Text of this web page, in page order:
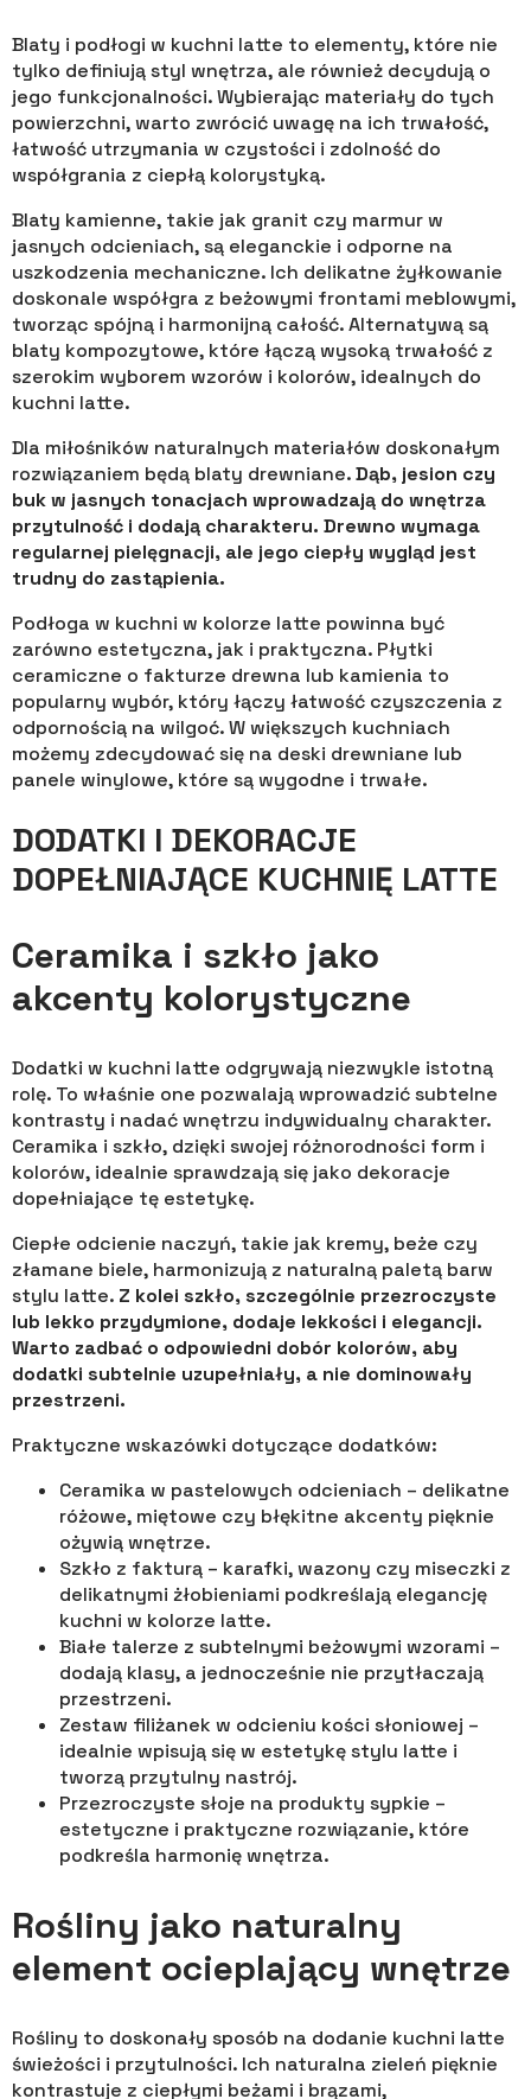
Blaty i podłogi w kuchni latte to elementy, które nie
tylko definiują styl wnętrza, ale również decydują o
jego funkcjonalności. Wybierając materiały do tych
powierzchni, warto zwrócić uwagę na ich trwałość,
łatwość utrzymania w czystości i zdolność do
współgrania z ciepłą kolorystyką.
Blaty kamienne, takie jak granit czy marmur w
jasnych odcieniach, są eleganckie i odporne na
uszkodzenia mechaniczne. Ich delikatne żyłkowanie
doskonale współgra z beżowymi frontami meblowymi,
tworząc spójną i harmonijną całość. Alternatywą są
blaty kompozytowe, które łączą wysoką trwałość z
szerokim wyborem wzorów i kolorów, idealnych do
kuchni latte.
Dla miłośników naturalnych materiałów doskonałym
rozwiązaniem będą blaty drewniane.Dąb, jesion czy
buk w jasnych tonacjach wprowadzają do wnętrza
przytulność i dodają charakteru. Drewno wymaga
regularnej pielęgnacji, ale jego ciepły wygląd jest
trudny do zastąpienia.
Podłoga w kuchni w kolorze latte powinna być
zarówno estetyczna, jak i praktyczna. Płytki
ceramiczne o fakturze drewna lub kamienia to
popularny wybór, który łączy łatwość czyszczenia z
odpornością na wilgoć. W większych kuchniach
możemy zdecydować się na deski drewniane lub
panele winylowe, które są wygodne i trwałe.
DODATKI I DEKORACJE
DOPEŁNIAJĄCE KUCHNIĘ LATTE
Ceramika i szkło jako
akcenty kolorystyczne
Dodatki w kuchni latte odgrywają niezwykle istotną
rolę. To właśnie one pozwalają wprowadzić subtelne
kontrasty i nadać wnętrzu indywidualny charakter.
Ceramika i szkło, dzięki swojej różnorodności form i
kolorów, idealnie sprawdzają się jako dekoracje
dopełniające tę estetykę.
Ciepłe odcienie naczyń, takie jak kremy, beże czy
złamane biele, harmonizują z naturalną paletą barw
stylu latte. Z kolei szkło, szczególnie przezroczyste
lub lekko przydymione, dodaje lekkości i elegancji.
Warto zadbać o odpowiedni dobór kolorów, aby
dodatki subtelnie uzupełniały, a nie dominowały
przestrzeni.
Praktyczne wskazówki dotyczące dodatków:
Ceramika w pastelowych odcieniach – delikatne
różowe, miętowe czy błękitne akcenty pięknie
ożywią wnętrze.
Szkło z fakturą – karafki, wazony czy miseczki z
delikatnymi żłobieniami podkreślają elegancję
kuchni w kolorze latte.
Białe talerze z subtelnymi beżowymi wzorami –
dodają klasy, a jednocześnie nie przytłaczają
przestrzeni.
Zestaw filiżanek w odcieniu kości słoniowej –
idealnie wpisują się w estetykę stylu latte i
tworzą przytulny nastrój.
Przezroczyste słoje na produkty sypkie –
estetyczne i praktyczne rozwiązanie, które
podkreśla harmonię wnętrza.
Rośliny jako naturalny
element ocieplający wnętrze
Rośliny to doskonały sposób na dodanie kuchni latte
świeżości i przytulności. Ich naturalna zieleń pięknie
kontrastuje z ciepłymi beżami i brązami,